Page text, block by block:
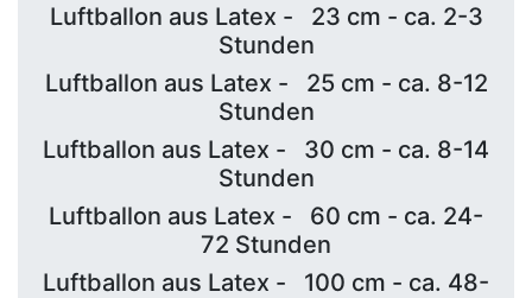
Luftballon aus Latex - 23 cm - ca. 2-3
Stunden
Luftballon aus Latex - 25 cm - ca. 8-12
Stunden
Luftballon aus Latex - 30 cm - ca. 8-14
Stunden
Luftballon aus Latex - 60 cm - ca. 24-
72 Stunden
Luftballon aus Latex - 100 cm - ca. 48-